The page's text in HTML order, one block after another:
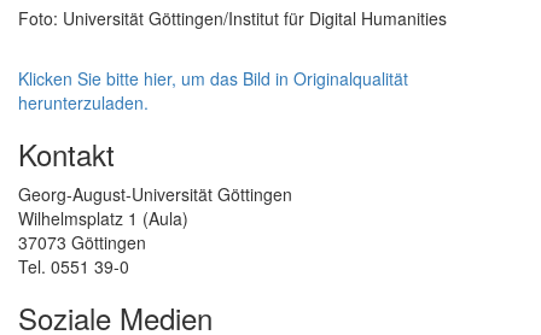
Foto: Universität Göttingen/Institut für Digital Humanities
Klicken Sie bitte hier, um das Bild in Originalqualität
herunterzuladen.
Kontakt
Georg-August-Universität Göttingen
Wilhelmsplatz 1 (Aula)
37073 Göttingen
Tel. 0551 39-0
Soziale Medien